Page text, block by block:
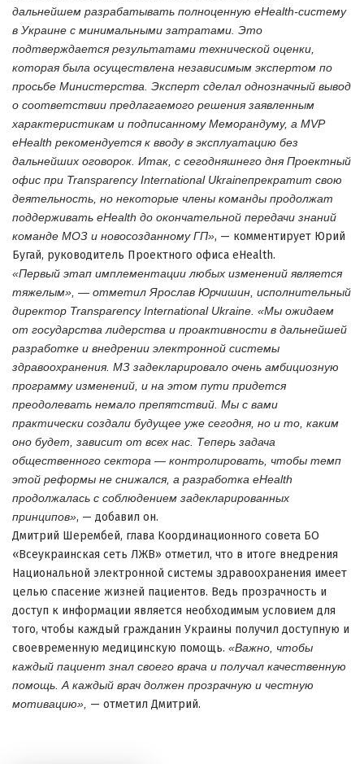
дальнейшем разрабатывать полноценную eHealth-систему
в Украине с минимальными затратами. Это
подтверждается результатами технической оценки,
которая была осуществлена ​​независимым экспертом по
просьбе Министерства. Эксперт сделал однозначный вывод
о соответствии предлагаемого решения заявленным
характеристикам и подписанному Меморандуму, а MVP
eHealth рекомендуется к вводу в эксплуатацию без
дальнейших оговорок. Итак, с сегодняшнего дня Проектный
офис при Transparency International Ukraineпрекратит свою
деятельность, но некоторые члены команды продолжат
поддерживать eHealth до окончательной передачи знаний
команде МОЗ и новосозданному ГП», — комментирует Юрий
Бугай, руководитель Проектного офиса eHealth.
«Первый этап имплементации любых изменений является
тяжелым», — отметил Ярослав Юрчишин, исполнительный
директор Transparency International Ukraine. «Мы ожидаем
от государства лидерства и проактивности в дальнейшей
разработке и внедрении электронной системы
здравоохранения. МЗ задекларировало очень амбициозную
программу изменений, и на этом пути придется
преодолевать немало препятствий. Мы с вами
практически создали будущее уже сегодня, но и то, каким
оно будет, зависит от всех нас. Теперь задача
общественного сектора — контролировать, чтобы темп
этой реформы не снижался, а разработка eHealth
продолжалась с соблюдением задекларированных
принципов», — добавил он.
Дмитрий Шерембей, глава Координационного совета БО
«Всеукраинская сеть ЛЖВ» отметил, что в итоге внедрения
Национальной электронной системы здравоохранения имеет
целью спасение жизней пациентов. Ведь прозрачность и
доступ к информации является необходимым условием для
того, чтобы каждый гражданин Украины получил доступную и
своевременную медицинскую помощь. «Важно, чтобы
каждый пациент знал своего врача и получал качественную
помощь. А каждый врач должен прозрачную и честную
мотивацию», — отметил Дмитрий.